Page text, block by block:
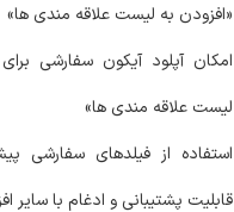
«افزودن به لیست علاقه مندی ها»
امکان آپلود آیکون سفارشی
لیست علاقه مندی ها»
استفاده از فیلدهای سفارشی
قابلیت پشتیبانی و ادغام با سایر